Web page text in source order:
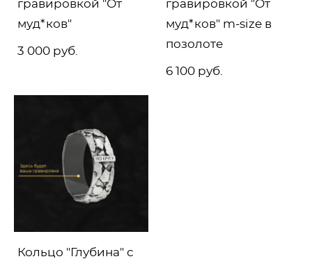
гравировкой "От
муд*ков"
3 000 pуб.
гравировкой "От
муд*ков" m-size в
позолоте
6 100 pуб.
Кольцо "Глубина" с